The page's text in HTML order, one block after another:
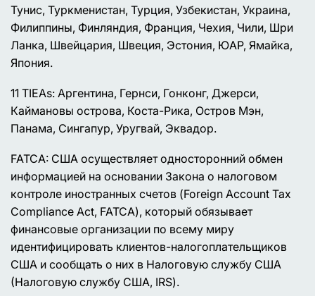
Тунис, Туркменистан, Турция, Узбекистан, Украина,
Филиппины, Финляндия, Франция, Чехия, Чили, Шри
Ланка, Швейцария, Швеция, Эстония, ЮАР, Ямайка,
Япония.
11 TIEAs: Аргентина, Гернси, Гонконг, Джерси,
Каймановы острова, Коста-Рика, Остров Мэн,
Панама, Сингапур, Уругвай, Эквадор.
FATCA: США осуществляет односторонний обмен
информацией на основании Закона о налоговом
контроле иностранных счетов (Foreign Account Tax
Compliance Act, FATCA), который обязывает
финансовые организации по всему миру
идентифицировать клиентов-налогоплательщиков
США и сообщать о них в Налоговую службу США
(Налоговую службу США, IRS).